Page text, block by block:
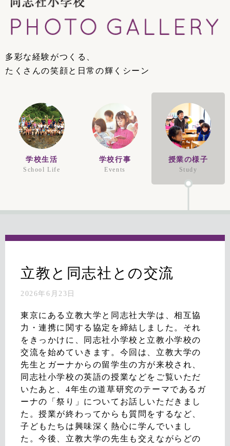
多彩な経験がつくる、
たくさんの笑顔と日常の輝くシーン
学校生活
School Life
学校行事
Events
授業の様子
Study
立教と同志社との交流
2026年6月23日
東京にある立教大学と同志社大学は、相互協
力・連携に関する協定を締結しました。それ
をきっかけに、同志社小学校と立教小学校の
交流を始めていきます。今回は、立教大学の
先生とガーナからの留学生の方が来校され、
同志社小学校の英語の授業などをご覧いただ
いたあと、4年生の道草研究のテーマであるガ
ーナの「祭り」についてお話しいただきまし
た。授業が終わってからも質問をするなど、
子どもたちは興味深く熱心に学んでいまし
た。今後、立教大学の先生も交えながらどの